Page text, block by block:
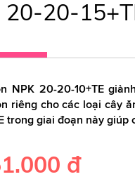
20-20-
NPK 20-20-10+TE
riêng cho các loại cây
trong giai đoạn này giúp
đ